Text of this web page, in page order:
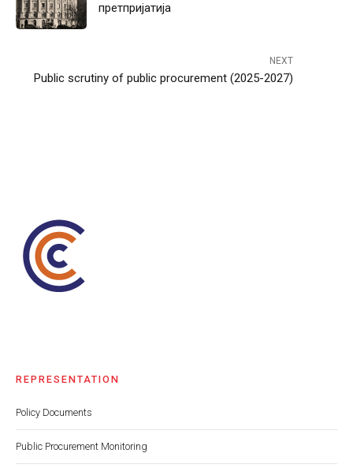
претпријатија
NEXT
Public scrutiny of public procurement (2025-2027)
REPRESENTATION
Policy Documents
Public Procurement Monitoring